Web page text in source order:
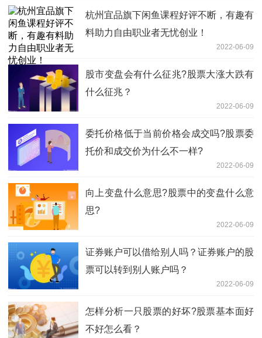
杭州宜品旗下闲鱼课程好评不断，有趣有
料助力自由职业者无忧创业！
2022-06-09
股市变盘会有什么征兆?股票大涨大跌有
什么征兆？
2022-06-09
委托价格低于当前价格会成交吗?股票委
托价和成交价为什么不一样?
2022-06-09
向上变盘什么意思?股票中的变盘什么意
思?
2022-06-09
证券账户可以借给别人吗？证券账户的股
票可以转到别人账户吗？
2022-06-09
怎样分析一只股票的好坏?股票基本面好
不好怎么看？